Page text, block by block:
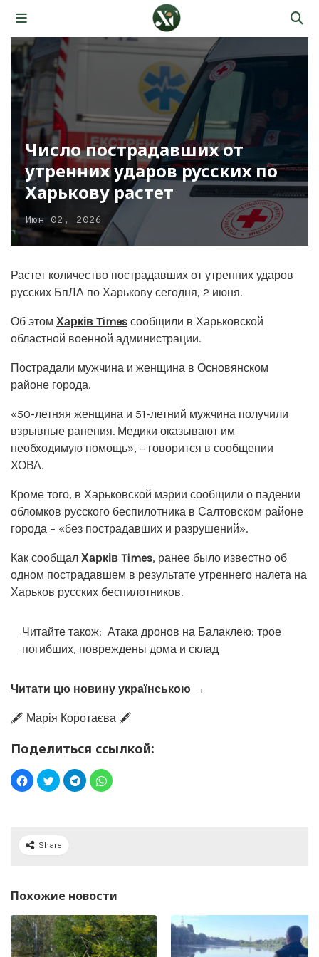
Число пострадавших от
утренних ударов русских по
Харькову растет
Июн 02, 2026
Растет количество пострадавших от утренних ударов
русских БпЛА по Харькову сегодня, 2 июня.
Об этом Харків Times сообщили в Харьковской
областной военной администрации.
Пострадали мужчина и женщина в Основянском
районе города.
«50-летняя женщина и 51-летний мужчина получили
взрывные ранения. Медики оказывают им
необходимую помощь», – говорится в сообщении
ХОВА.
Кроме того, в Харьковской мэрии сообщили о падении
обломков русского беспилотника в Салтовском районе
города – «без пострадавших и разрушений».
Как сообщал Харків Times, ранее было известно об
одном пострадавшем в результате утреннего налета на
Харьков русских беспилотников.
Читайте також: Атака дронов на Балаклею: трое
погибших, повреждены дома и склад
Читати цю новину українською →
🖋️ Марія Коротаєва 🖋️
Поделиться ссылкой:
Share
Похожие новости